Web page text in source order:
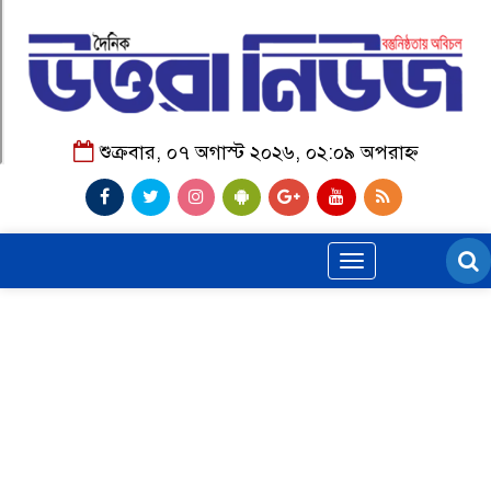
শুক্রবার, ০৭ অগাস্ট ২০২৬, ০২:০৯ অপরাহ্ন
Toggle
navigation